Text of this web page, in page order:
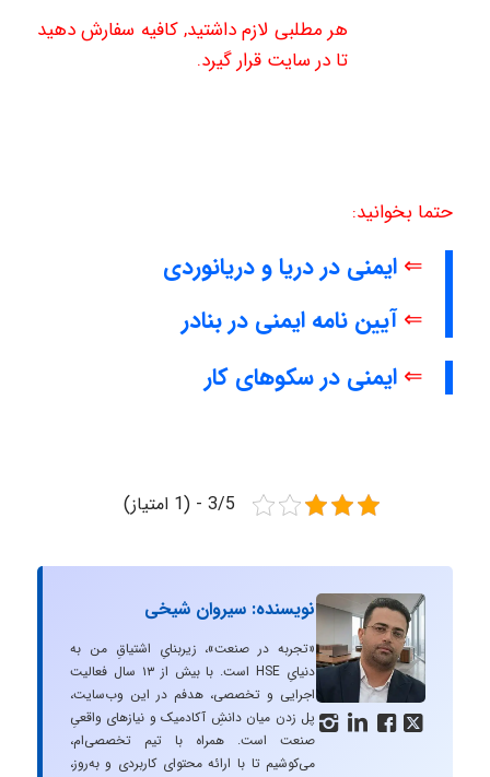
هر مطلبی لازم داشتید, کافیه سفارش دهید
تا در سایت قرار گیرد.
حتما بخوانید:
⇐ ایمنی در دریا و دریانوردی
⇐آیین نامه ایمنی در بنادر
⇐ ایمنی در سکوهای کار
3/5 - (1 امتیاز)
   
نویسنده: سیروان شیخی
«تجربه در صنعت»، زیربنایِ اشتیاقِ من به
دنیایِ HSE است. با بیش از ۱۳ سال فعالیت
اجرایی و تخصصی، هدفم در این وب‌سایت،
پل زدن میان دانشِ آکادمیک و نیازهای واقعیِ
صنعت است. همراه با تیم تخصصی‌ام،
می‌کوشیم تا با ارائه محتوای کاربردی و به‌روز،